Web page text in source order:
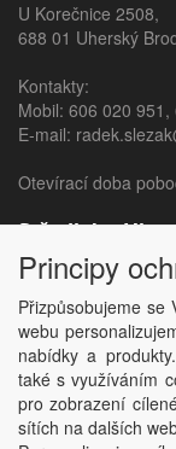
Principy
Přizpůsobujeme se
webu
nabídky a
také s využíváním
pro zobrazení
sítích na dalších
U Korečnice 2508,
688 01 Uherský
Kontakty:
Mobil: 606 020 951 ,
E-mail:
Otevírací doba
Středisko
Sídliště 840,
687 24 Uherský
Kontakty:
Mobil:606 020 982,
E-mail:
Otevírací doba